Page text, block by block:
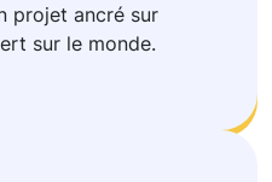
projet ancré sur
sur le monde.